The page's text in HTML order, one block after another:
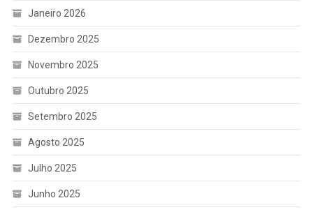
Janeiro 2026
Dezembro 2025
Novembro 2025
Outubro 2025
Setembro 2025
Agosto 2025
Julho 2025
Junho 2025